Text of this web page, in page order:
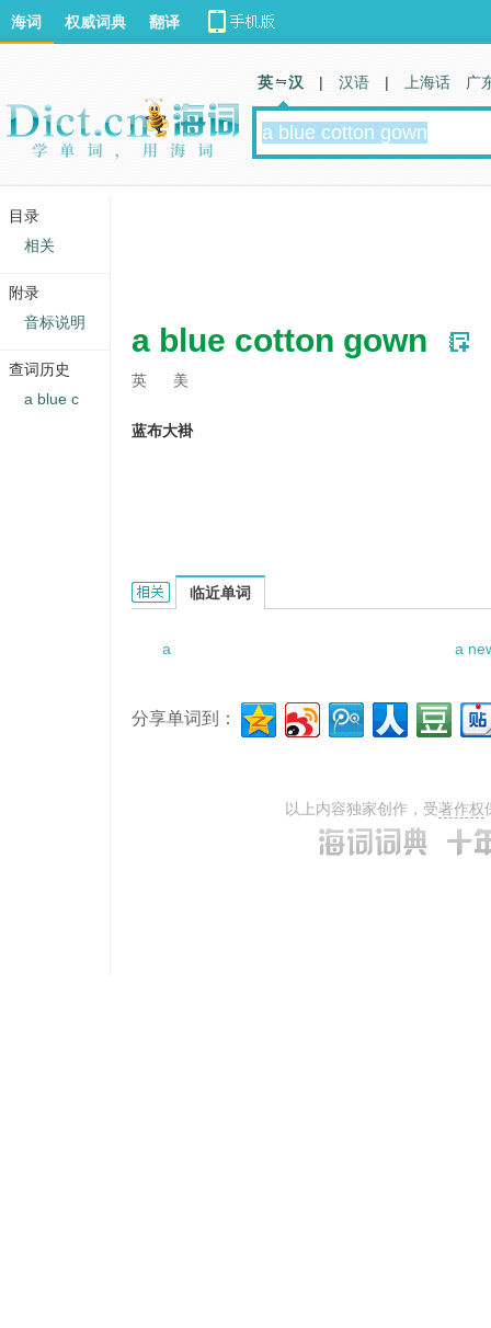
a blue cotton gown
英 美
蓝布大褂
a blue cotton gown的相关资料：
临近单词
a a
分享单词到：
以上内容独家创作，受著作权
海词 权威词典 翻译
英 汉 | 汉语 | 上海话 广
目录
相关
附录
音标说明
查词历史
a blue c